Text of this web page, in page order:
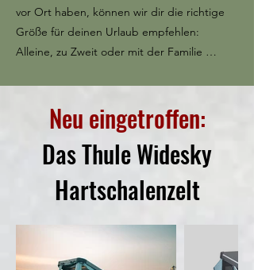
vor Ort haben, können wir dir die richtige
Größe für deinen Urlaub empfehlen:
Alleine, zu Zweit oder mit der Familie …
Neu eingetroffen:
Das Thule Widesky
Hartschalenzelt